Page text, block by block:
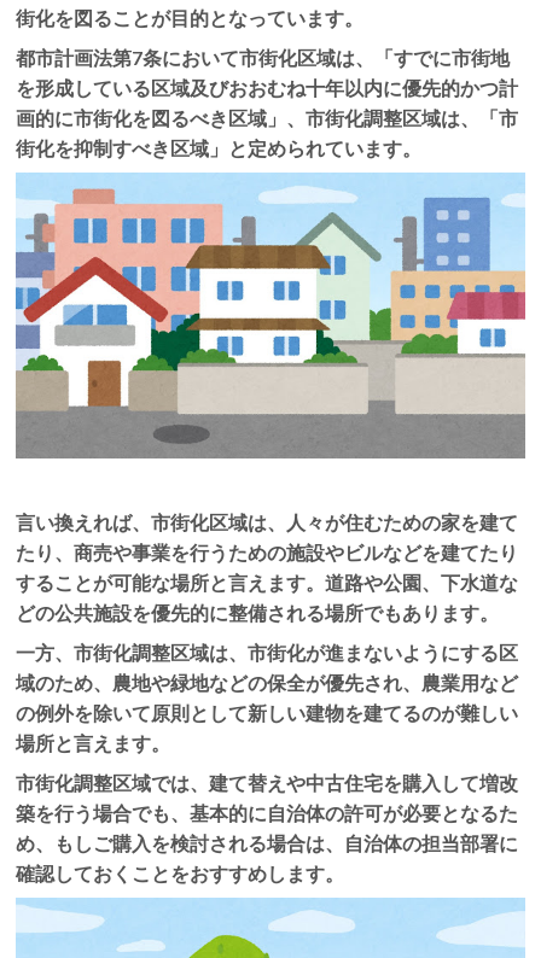
街化を図ることが目的となっています。
都市計画法第7条において市街化区域は、「すでに市街地
を形成している区域及びおおむね十年以内に優先的かつ計
画的に市街化を図るべき区域」、市街化調整区域は、「市
街化を抑制すべき区域」と定められています。
言い換えれば、市街化区域は、人々が住むための家を建て
たり、商売や事業を行うための施設やビルなどを建てたり
することが可能な場所と言えます。道路や公園、下水道な
どの公共施設を優先的に整備される場所でもあります。
一方、市街化調整区域は、市街化が進まないようにする区
域のため、農地や緑地などの保全が優先され、農業用など
の例外を除いて原則として新しい建物を建てるのが難しい
場所と言えます。
市街化調整区域では、建て替えや中古住宅を購入して増改
築を行う場合でも、基本的に自治体の許可が必要となるた
め、もしご購入を検討される場合は、自治体の担当部署に
確認しておくことをおすすめします。